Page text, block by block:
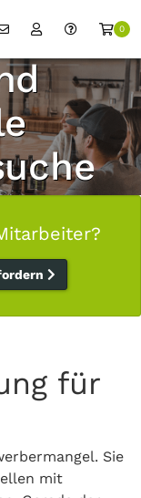
0
für
Sie
mit